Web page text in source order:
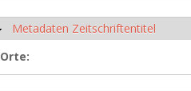
Hide
Metadaten Zeitschriftentitel
Orte: